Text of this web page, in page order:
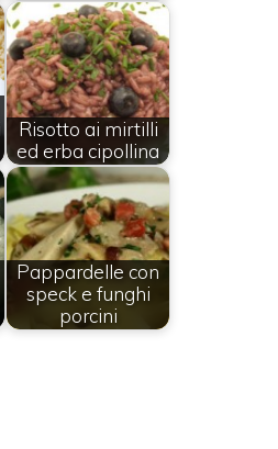
Risotto ai mirtilli
ed erba cipollina
Pappardelle con
speck e funghi
porcini